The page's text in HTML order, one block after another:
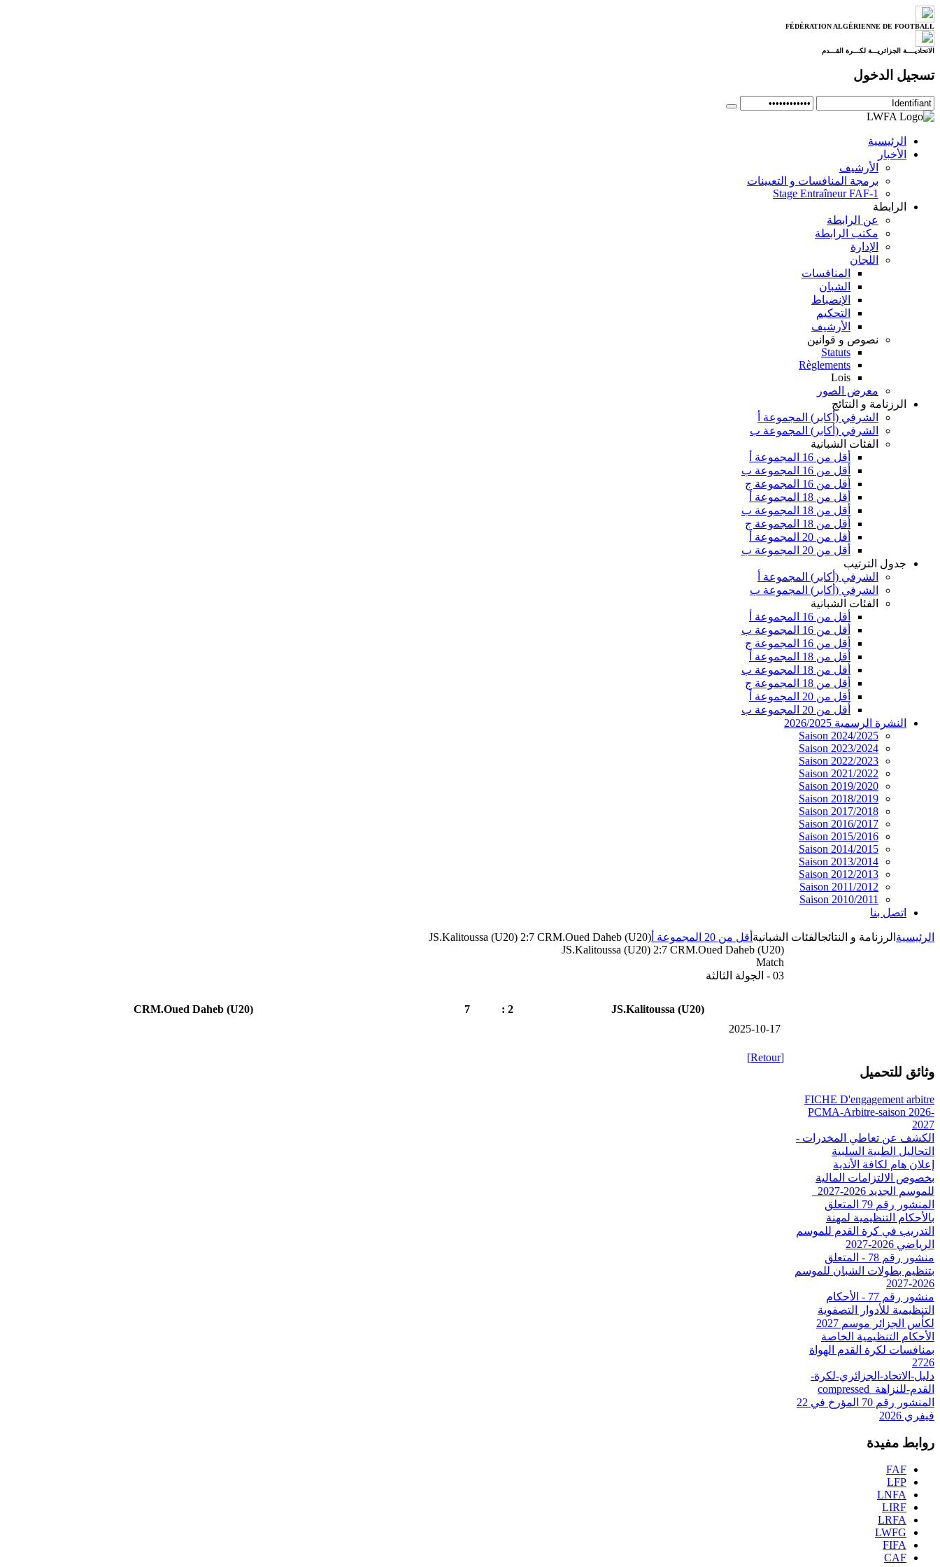
FÉDÉRATION ALGÉRIENNE DE FOOTBALL
الاتحاديــــة الجزائريـــة لكـــرة القـــدم
تسجيل الدخول
الرئيسية
الأخبار
الأرشيف
برمجة المنافسات و التعيينات
Stage Entraîneur FAF-1
الرابطة
عن الرابطة
مكتب الرابطة
الإدارة
اللجان
المنافسات
الشبان
الإنضباط
التحكيم
الأرشيف
نصوص و قوانين
Statuts
Règlements
Lois
معرض الصور
الرزنامة و النتائج
الشرفي (أكابر) المجموعة أ
الشرفي (أكابر) المجموعة ب
الفئات الشبانية
أقل من 16 المجموعة أ
أقل من 16 المجموعة ب
أقل من 16 المجموعة ج
أقل من 18 المجموعة أ
أقل من 18 المجموعة ب
أقل من 18 المجموعة ج
أقل من 20 المجموعة أ
أقل من 20 المجموعة ب
جدول الترتيب
الشرفي (أكابر) المجموعة أ
الشرفي (أكابر) المجموعة ب
الفئات الشبانية
أقل من 16 المجموعة أ
أقل من 16 المجموعة ب
أقل من 16 المجموعة ج
أقل من 18 المجموعة أ
أقل من 18 المجموعة ب
أقل من 18 المجموعة ج
أقل من 20 المجموعة أ
أقل من 20 المجموعة ب
النشرة الرسمية 2026/2025
Saison 2024/2025
Saison 2023/2024
Saison 2022/2023
Saison 2021/2022
Saison 2019/2020
Saison 2018/2019
Saison 2017/2018
Saison 2016/2017
Saison 2015/2016
Saison 2014/2015
Saison 2013/2014
Saison 2012/2013
Saison 2011/2012
Saison 2010/2011
اتصل بنا
الرئيسية الرزنامة و النتائجالفئات الشبانية أقل من 20 المجموعة أ
JS.Kalitoussa (U20) 2:7 CRM.Oued Daheb (U20)
JS.Kalitoussa (U20) 2:7 CRM.Oued Daheb (U20)
Match
03 - الجولة الثالثة
JS.Kalitoussa (U20)
2 :
7
CRM.Oued Daheb (U20)
2025-10-17
[Retour]
وثائق للتحميل
FICHE D'engagement arbitre
PCMA-Arbitre-saison 2026-
2027
الكشف عن تعاطي المخدرات -
التحاليل الطبية السلبية
إعلان هام لكافة الأندية
بخصوص الالتزامات المالية
للموسم الجديد 2026-2027_
المنشور رقم 79 المتعلق
بالأحكام التنظيمية لمهنة
التدريب في كرة القدم للموسم
الرياضي 2026-2027
منشور رقم 78 - المتعلق
بتنظيم بطولات الشبان للموسم
2026-2027
منشور رقم 77 - الأحكام
التنظيمية للأدوار التصفوية
لكأس الجزائر موسم 2027
الأحكام التنظيمية الخاصة
بمنافسات لكرة القدم الهواة
2726
دليل-الاتحاد-الجزائري-لكرة-
القدم-للنزاهة_compressed
المنشور رقم 70 المؤرخ في 22
فيفري 2026
روابط مفيدة
FAF
LFP
LNFA
LIRF
LRFA
LWFG
FIFA
CAF